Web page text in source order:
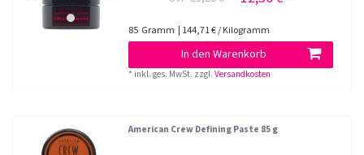
85 Gramm | 144,71 € / Kilogramm
In den Warenkorb
* inkl. ges. MwSt. zzgl.Versandkosten
American Crew Defining Paste 85 g